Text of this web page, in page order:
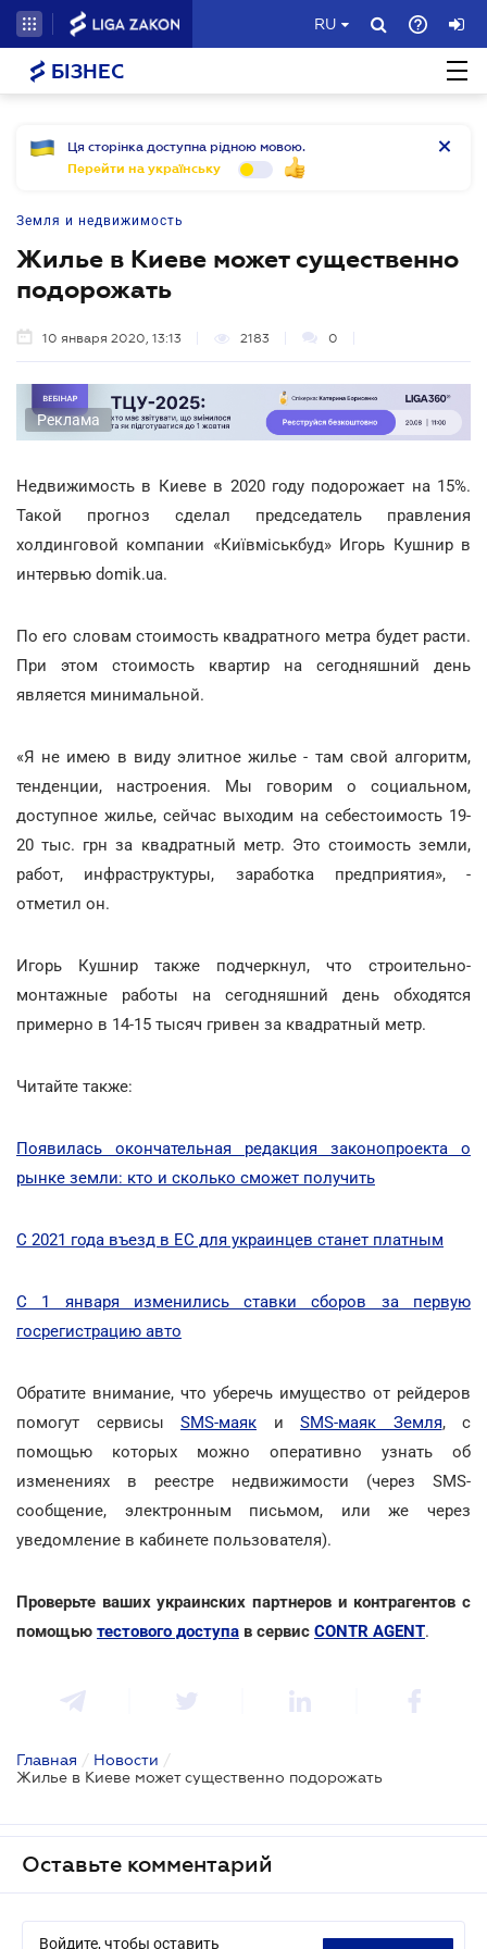
RU
БІЗНЕС
Ця сторінка доступна рідною мовою.
Перейти на українську
Земля и недвижимость
Жилье в Киеве может существенно
подорожать
10 января 2020, 13:13 2183 0
Реклама
Недвижимость в Киеве в 2020 году подорожает на 15%.
Такой прогноз сделал председатель правления
холдинговой компании «Київміськбуд» Игорь Кушнир в
интервью domik.ua.
По его словам стоимость квадратного метра будет расти.
При этом стоимость квартир на сегодняшний день
является минимальной.
«Я не имею в виду элитное жилье - там свой алгоритм,
тенденции, настроения. Мы говорим о социальном,
доступное жилье, сейчас выходим на себестоимость 19-
20 тыс. грн за квадратный метр. Это стоимость земли,
работ, инфраструктуры, заработка предприятия», -
отметил он.
Игорь Кушнир также подчеркнул, что строительно-
монтажные работы на сегодняшний день обходятся
примерно в 14-15 тысяч гривен за квадратный метр.
Читайте также:
Появилась окончательная редакция законопроекта о
рынке земли: кто и сколько сможет получить
С 2021 года въезд в ЕС для украинцев станет платным
С 1 января изменились ставки сборов за первую
госрегистрацию авто
Обратите внимание, что уберечь имущество от рейдеров
помогут сервисы SMS-маяк и SMS-маяк Земля, с
помощью которых можно оперативно узнать об
изменениях в реестре недвижимости (через SMS-
сообщение, электронным письмом, или же через
уведомление в кабинете пользователя).
Проверьте ваших украинских партнеров и контрагентов с
помощью тестового доступа в сервис CONTR AGENT.
Главная / Новости /
Жилье в Киеве может существенно подорожать
Оставьте комментарий
Войдите, чтобы оставить